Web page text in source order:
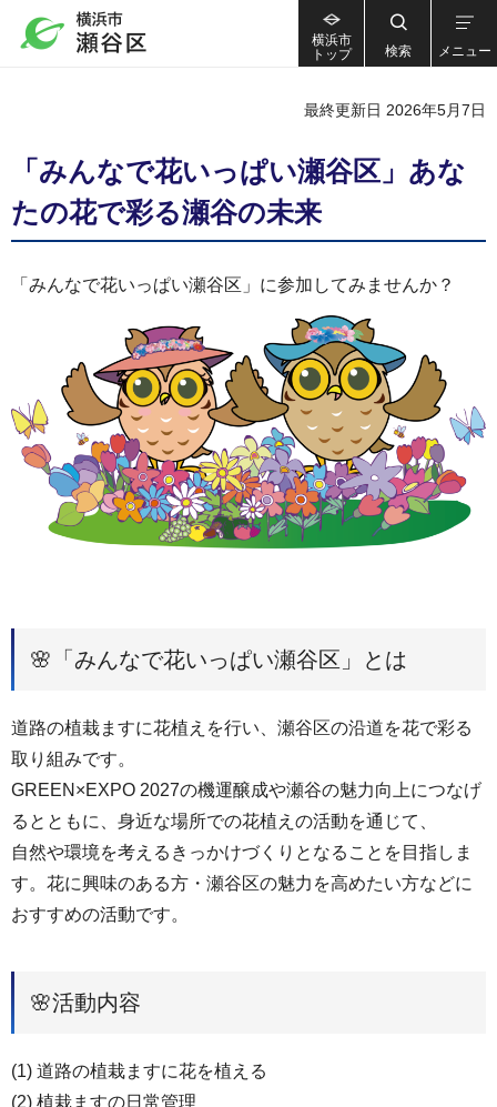
横浜市
トップ
検索 メニュー
最終更新日 2026年5月7日
「みんなで花いっぱい瀬谷区」あな
たの花で彩る瀬谷の未来
「みんなで花いっぱい瀬谷区」に参加してみませんか？
🌸「みんなで花いっぱい瀬谷区」とは
道路の植栽ますに花植えを行い、瀬谷区の沿道を花で彩る
取り組みです。
GREEN×EXPO 2027の機運醸成や瀬谷の魅力向上につなげ
るとともに、身近な場所での花植えの活動を通じて、
自然や環境を考えるきっかけづくりとなることを目指しま
す。花に興味のある方・瀬谷区の魅力を高めたい方などに
おすすめの活動です。
🌸活動内容
(1) 道路の植栽ますに花を植える
(2) 植栽ますの日常管理